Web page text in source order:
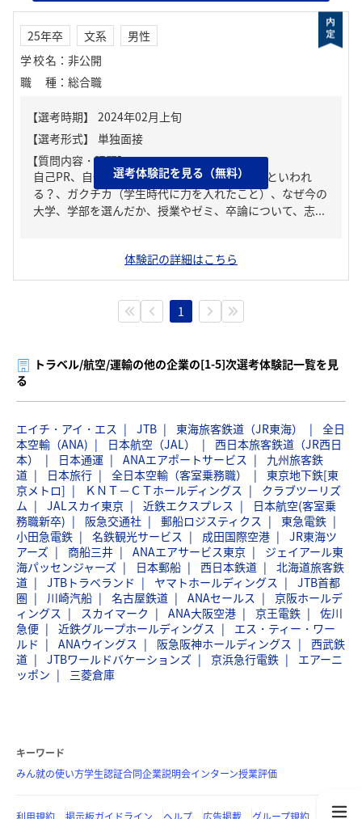
25年卒 文系
男性
学校名 ： 非公開
職種 ： 総合職
【質問内容・課題】
自己PR、自分の強み/弱み、周りからどんな人といわれ
る？、ガクチカ（学生時代に力を入れたこと）、なぜ今の
大学、学部を選んだか、授業やゼミ、卒論について、志...
選考体験記を見る（無料）
体験記の詳細はこちら
1
トラベル/航空/運輸の他の企業の[1-5]次選考体験記一覧を見
る
エイチ・アイ・エス JTB 東海旅客鉄道（JR東海）
全日
本空輸（ANA)
日本航空（JAL）
西日本旅客鉄道（JR西日
本）
日本通運 ANAエアポートサービス
九州旅客鉄
道
日本旅行 全日本空輸（客室乗務職）
東京地下鉄[東
京メトロ]
ＫＮＴ－ＣＴホールディングス
クラブツーリズ
ム
JALスカイ東京 近鉄エクスプレス
日本航空(客室乗
務職新卒)
阪急交通社 郵船ロジスティクス
東急電鉄
小田急電鉄
名鉄観光サービス 成田国際空港
JR東海ツ
アーズ
商船三井 ANAエアサービス東京
ジェイアール東
海パッセンジャーズ
日本郵船 西日本鉄道
北海道旅客鉄
道
JTBトラベランド ヤマトホールディングス
JTB首都
圏
川崎汽船 名古屋鉄道 ANAセールス
京阪ホールデ
ィングス
スカイマーク ANA大阪空港 京王電鉄
佐川
急便
近鉄グループホールディングス
エス・ティー・ワー
ルド
ANAウイングス 阪急阪神ホールディングス
西武鉄
道
JTBワールドバケーションズ 京浜急行電鉄
エアーニ
ッポン
三菱倉庫
キーワード
みん就の使い方学生認証合同企業説明会インターン授業評価